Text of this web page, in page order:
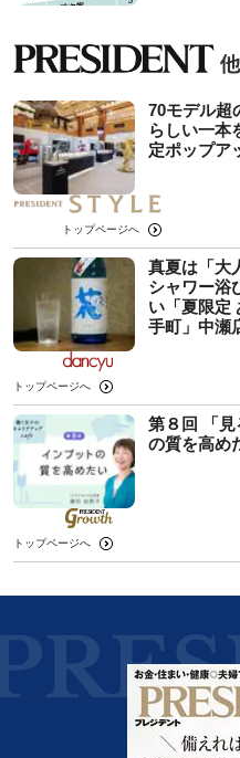
70モデル超
らしい一本
定ポップア
トップページへ
真夏は「大
シャワー浴
い「夏限定
手町」中瀬
トップページへ
第８回 「見
の質を高め
トップページへ